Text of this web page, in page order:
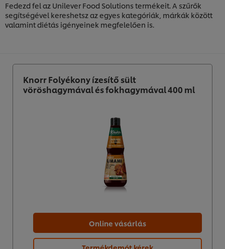
Fedezd fel az Unilever Food Solutions termékeit. A szűrők
segítségével kereshetsz az egyes kategóriák, márkák között
valamint diétás igényeinek megfelelően is.
Knorr Folyékony ízesítő sült
vöröshagymával és fokhagymával 400 ml
Online vásárlás